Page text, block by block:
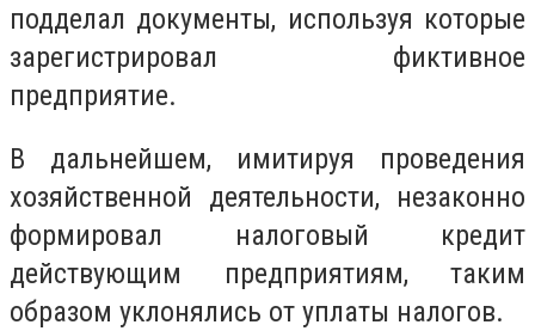
подделал документы, используя которые
зарегистрировал фиктивное
предприятие.
В дальнейшем, имитируя проведения
хозяйственной деятельности, незаконно
формировал налоговый кредит
действующим предприятиям, таким
образом уклонялись от уплаты налогов.